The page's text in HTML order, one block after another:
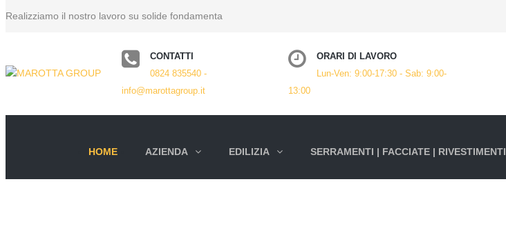
Realizziamo il nostro lavoro su solide fondamenta
CONTATTI
0824 835540 -
info@marottagroup.it
ORARI DI LAVORO
Lun-Ven: 9:00-17:30 - Sab: 9:00-
13:00
HOME AZIENDA EDILIZIA SERRAMENTI | FACCIATE | RIVESTIMENTI